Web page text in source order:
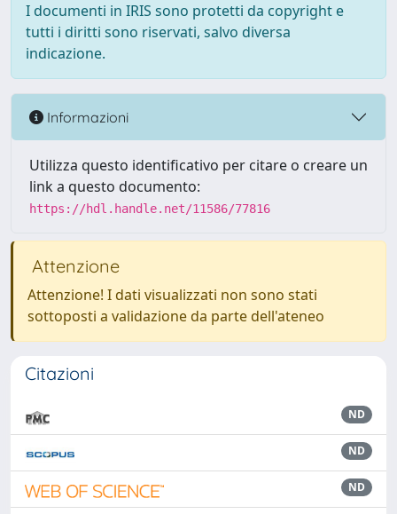
I documenti in IRIS sono protetti da copyright e
tutti i diritti sono riservati, salvo diversa
indicazione.
Informazioni
Utilizza questo identificativo per citare o creare un
link a questo documento:
https://hdl.handle.net/11586/77816
Attenzione
Attenzione! I dati visualizzati non sono stati
sottoposti a validazione da parte dell'ateneo
Citazioni
ND
ND
ND